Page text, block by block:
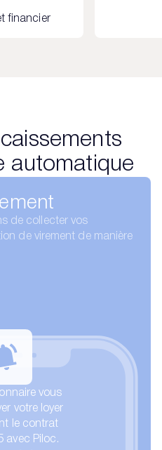
financier
automatique
vous
votre loyer
le contrat
avec Piloc.
de collecter vos
de virement de manière